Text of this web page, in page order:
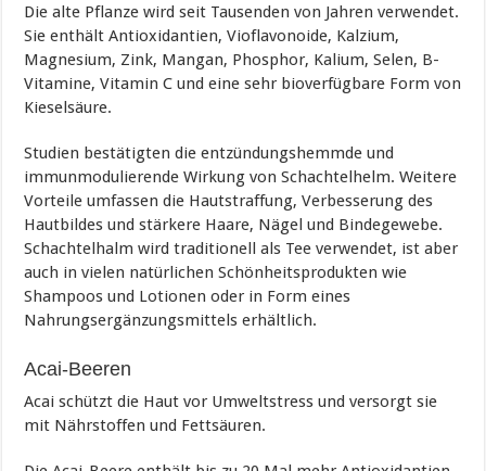
Die alte Pflanze wird seit Tausenden von Jahren verwendet.
Sie enthält Antioxidantien, Vioflavonoide, Kalzium,
Magnesium, Zink, Mangan, Phosphor, Kalium, Selen, B-
Vitamine, Vitamin C und eine sehr bioverfügbare Form von
Kieselsäure.
Studien bestätigten die entzündungshemmde und
immunmodulierende Wirkung von Schachtelhelm. Weitere
Vorteile umfassen die Hautstraffung, Verbesserung des
Hautbildes und stärkere Haare, Nägel und Bindegewebe.
Schachtelhalm wird traditionell als Tee verwendet, ist aber
auch in vielen natürlichen Schönheitsprodukten wie
Shampoos und Lotionen oder in Form eines
Nahrungsergänzungsmittels erhältlich.
Acai-Beeren
Acai schützt die Haut vor Umweltstress und versorgt sie
mit Nährstoffen und Fettsäuren.